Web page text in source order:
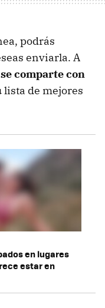
podrás
enviarla. A
comparte con
lista de mejores
en lugares
estar en